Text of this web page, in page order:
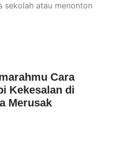
sekolah atau menonton
Cara
Kekesalan di
Merusak